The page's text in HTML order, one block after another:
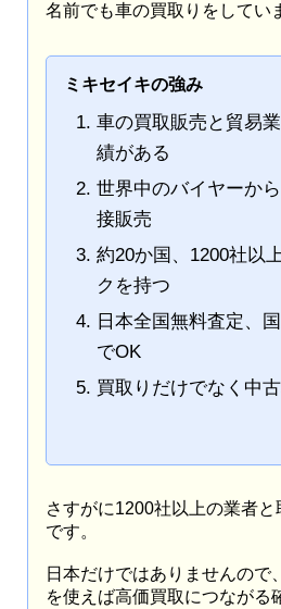
名前でも車の買取りをしてい
ミキセイキの強み
車の買取販売と貿易
績がある
世界中のバイヤーか
接販売
約20か国、1200社以
クを持つ
日本全国無料査定、
でOK
買取りだけでなく中
さすがに1200社以上の業者
です。
日本だけではありませんので
を使えば高価買取につながる